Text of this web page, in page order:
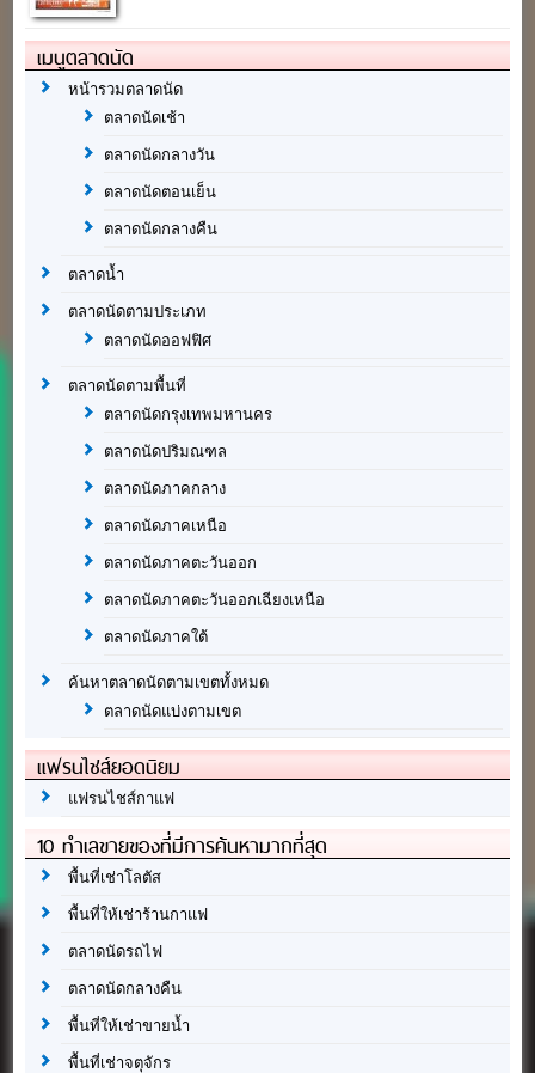
เมนูตลาดนัด
หน้ารวมตลาดนัด
ตลาดนัดเช้า
ตลาดนัดกลางวัน
ตลาดนัดตอนเย็น
ตลาดนัดกลางคืน
ตลาดน้ำ
ตลาดนัดตามประเภท
ตลาดนัดออฟฟิศ
ตลาดนัดตามพื้นที่
ตลาดนัดกรุงเทพมหานคร
ตลาดนัดปริมณฑล
ตลาดนัดภาคกลาง
ตลาดนัดภาคเหนือ
ตลาดนัดภาคตะวันออก
ตลาดนัดภาคตะวันออกเฉียงเหนือ
ตลาดนัดภาคใต้
ค้นหาตลาดนัดตามเขตทั้งหมด
ตลาดนัดแบ่งตามเขต
แฟรนไชส์ยอดนิยม
แฟรนไชส์กาแฟ
10 ทำเลขายของที่มีการค้นหามากที่สุด
พื้นที่เช่าโลตัส
พื้นที่ให้เช่าร้านกาแฟ
ตลาดนัดรถไฟ
ตลาดนัดกลางคืน
พื้นที่ให้เช่าขายน้ำ
พื้นที่เช่าจตุจักร